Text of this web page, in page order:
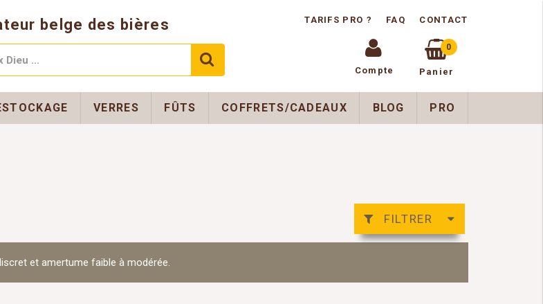
belge des bières TARIFS PRO ? FAQ CONTACT
Compte
0
Panier
VERRES FÛTS COFFRETS/CADEAUX BLOG PRO
FILTRER
et amertume faible à modérée.